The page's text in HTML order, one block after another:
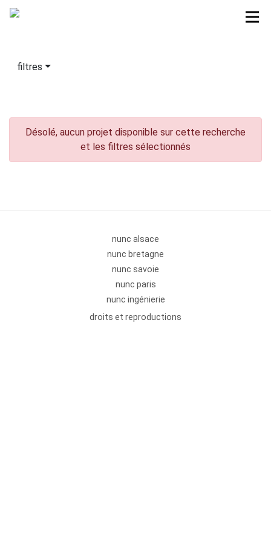
filtres
Désolé, aucun projet disponible sur cette recherche
et les filtres sélectionnés
nunc alsace
nunc bretagne
nunc savoie
nunc paris
nunc ingénierie
droits et reproductions